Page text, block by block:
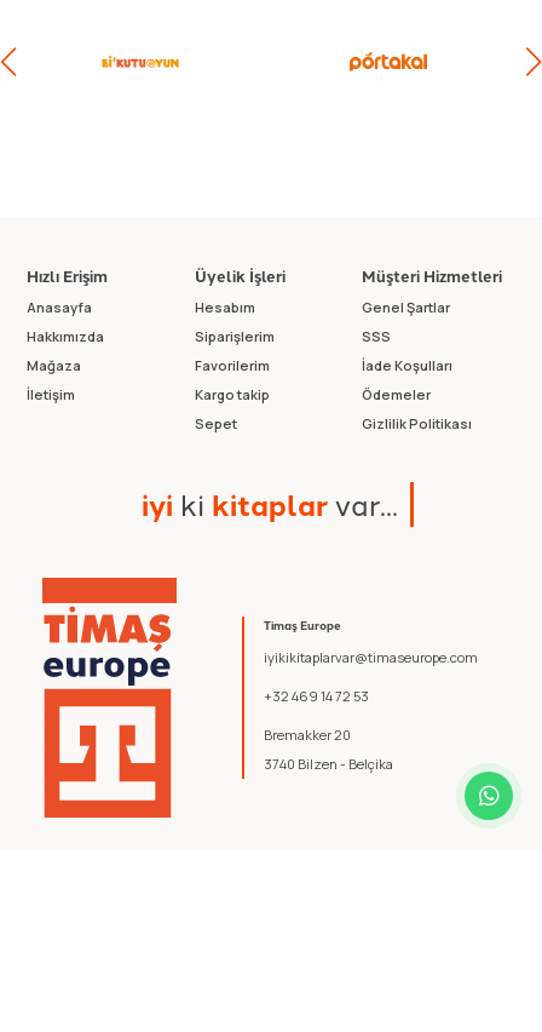
Timaş Europe
iyikikitaplarvar@timaseurope.com
+32 469 14 72 53
Bremakker 20
3740 Bilzen - Belçika
Hızlı Erişim
Anasayfa
Hakkımızda
Mağaza
İletişim
Üyelik İşleri
Hesabım
Siparişlerim
Favorilerim
Kargo takip
Sepet
Müşteri Hizmetleri
Genel Şartlar
SSS
İade Koşulları
Ödemeler
Gizlilik Politikası
iyi ki kitaplarvar...